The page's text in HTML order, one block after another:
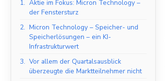
1. Aktie im Fokus: Micron Technology –
der Fenstersturz
2. Micron Technology – Speicher- und
Speicherlösungen – ein KI-
Infrastrukturwert
3. Vor allem der Quartalsausblick
überzeugte die Marktteilnehmer nicht